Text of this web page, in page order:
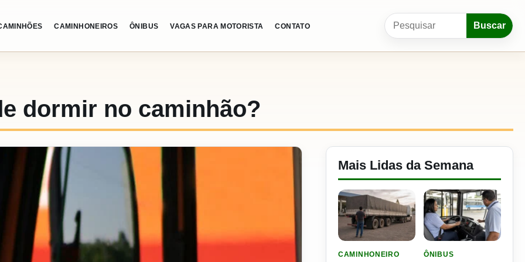
CAMINHONEIROS ÔNIBUS VAGAS PARA MOTORISTA CONTATO
Pesquisar por:
Buscar
dormir no caminhão?
Mais Lidas da Semana
CAMINHONEIRO
ÔNIBUS